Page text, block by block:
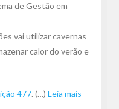
de Gestão em
vai utilizar cavernas
calor do verão e
477. (…) Leia mais